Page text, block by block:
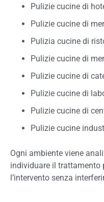
Pulizie cucine di
Pulizie cucine di
Pulizia cucine di
Pulizie cucine di
Pulizie cucine di
Pulizie cucine di
Pulizie cucine di
Pulizie cucine
Ogni ambiente viene
individuare il trattamento
l’intervento senza